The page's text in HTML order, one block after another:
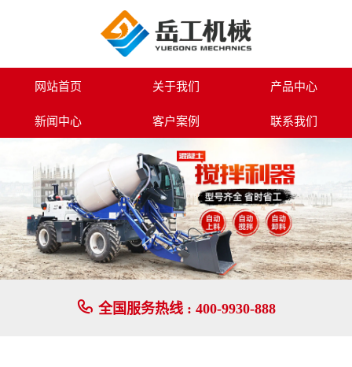
6800型自上料搅拌车-岳工机械专业生产路面设备系列,小型挖掘机,装载
网站首页 关于我们 产品中心
新闻中心 客户案例 联系我们
 全国服务热线 : 400-9930-888